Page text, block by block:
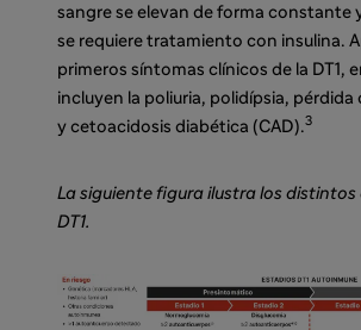
sangre se elevan de forma constante
se requiere tratamiento con insulina.
primeros síntomas clínicos de la DT1,
incluyen la poliuria, polidípsia, pérdida
y cetoacidosis diabética (CAD).3
La siguiente figura ilustra los distintos
DT1.